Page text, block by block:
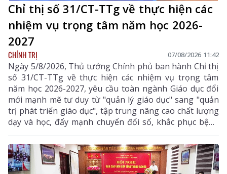
Chỉ thị số 31/CT-TTg về thực hiện các
nhiệm vụ trọng tâm năm học 2026-
2027
CHÍNH TRỊ 07/08/2026 11:42
Ngày 5/8/2026, Thủ tướng Chính phủ ban hành Chỉ thị
số 31/CT-TTg về thực hiện các nhiệm vụ trọng tâm
năm học 2026-2027, yêu cầu toàn ngành Giáo dục đổi
mới mạnh mẽ tư duy từ "quản lý giáo dục" sang "quản
trị phát triển giáo dục", tập trung nâng cao chất lượng
dạy và học, đẩy mạnh chuyển đổi số, khắc phục bệnh
thành tích, bảo đảm đủ giáo viên, trường lớp, cơ sở
vật chất và xây dựng môi trường giáo dục an toàn,
hiện đại, đáp ứng yêu cầu phát triển nguồn nhân lực
chất lượng cao.